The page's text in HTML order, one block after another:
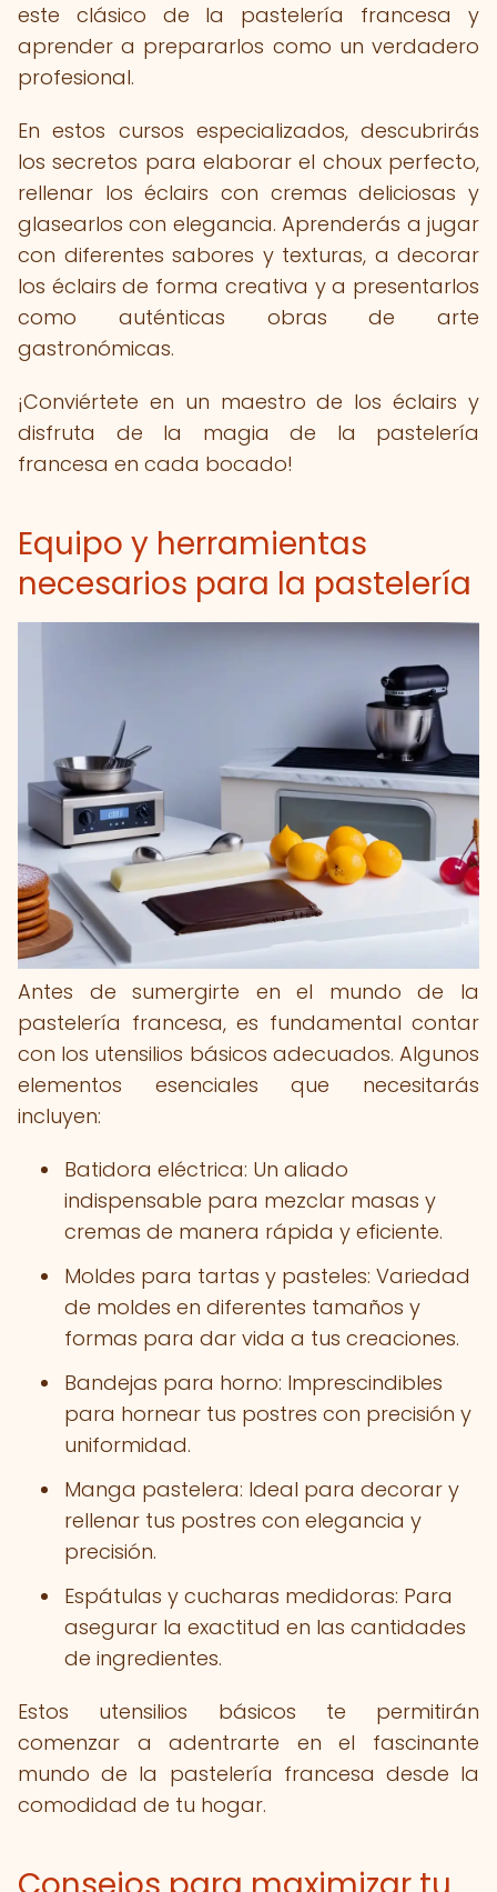
este clásico de la pastelería francesa y
aprender a prepararlos como un verdadero
profesional.
En estos cursos especializados, descubrirás
los secretos para elaborar el choux perfecto,
rellenar los éclairs con cremas deliciosas y
glasearlos con elegancia. Aprenderás a jugar
con diferentes sabores y texturas, a decorar
los éclairs de forma creativa y a presentarlos
como auténticas obras de arte
gastronómicas.
¡Conviértete en un maestro de los éclairs y
disfruta de la magia de la pastelería
francesa en cada bocado!
Equipo y herramientas
necesarios para la pastelería
Antes de sumergirte en el mundo de la
pastelería francesa, es fundamental contar
con los utensilios básicos adecuados. Algunos
elementos esenciales que necesitarás
incluyen:
Batidora eléctrica: Un aliado
indispensable para mezclar masas y
cremas de manera rápida y eficiente.
Moldes para tartas y pasteles: Variedad
de moldes en diferentes tamaños y
formas para dar vida a tus creaciones.
Bandejas para horno: Imprescindibles
para hornear tus postres con precisión y
uniformidad.
Manga pastelera: Ideal para decorar y
rellenar tus postres con elegancia y
precisión.
Espátulas y cucharas medidoras: Para
asegurar la exactitud en las cantidades
de ingredientes.
Estos utensilios básicos te permitirán
comenzar a adentrarte en el fascinante
mundo de la pastelería francesa desde la
comodidad de tu hogar.